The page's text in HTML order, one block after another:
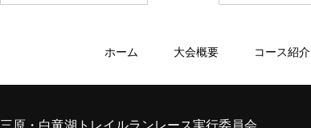
ホーム 大会概要 コース紹介
三原・白竜湖トレイルランレース実行委員会